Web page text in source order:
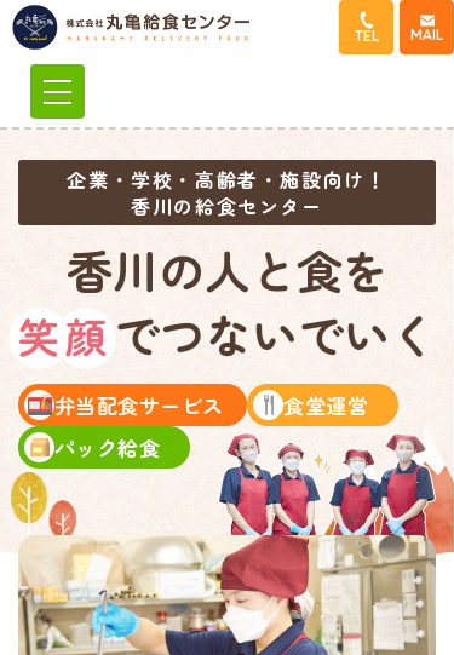
コ
ン
TEL MAIL
企業・学校・高齢者・施設向け ！
香川の給食センター
香川の人と食を
笑顔でつないでいく
弁当配食サービス
食堂運営
パック給食